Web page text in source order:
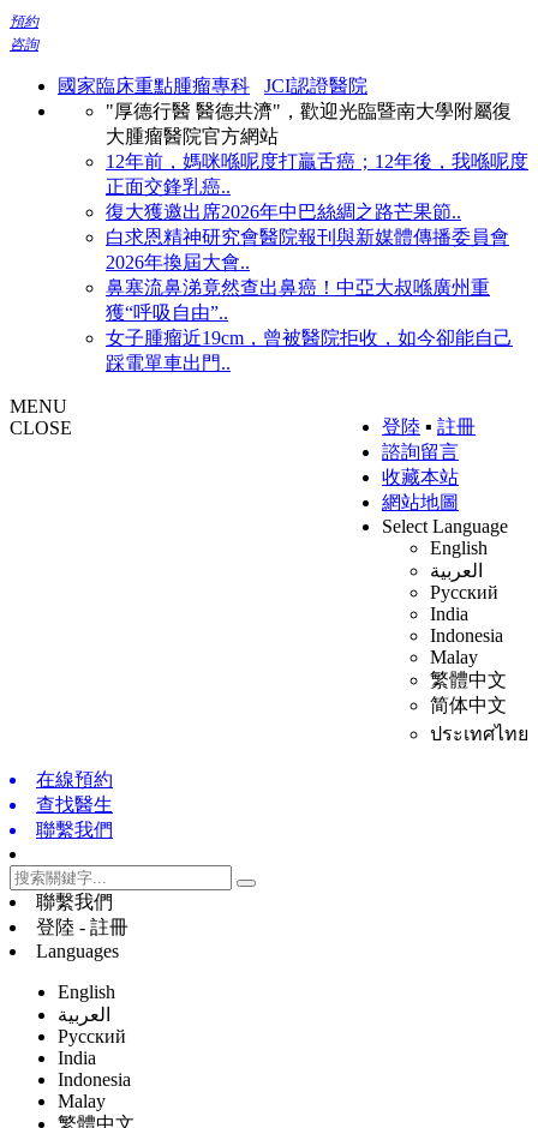
預約
咨詢
國家臨床重點腫瘤專科
JCI認證醫院
"厚德行醫 醫德共濟"，歡迎光臨暨南大學附屬復
大腫瘤醫院官方網站
12年前，媽咪喺呢度打贏舌癌；12年後，我喺呢度
正面交鋒乳癌..
復大獲邀出席2026年中巴絲綢之路芒果節..
白求恩精神研究會醫院報刊與新媒體傳播委員會
2026年換屆大會..
鼻塞流鼻涕竟然查出鼻癌！中亞大叔喺廣州重
獲“呼吸自由”..
女子腫瘤近19cm，曾被醫院拒收，如今卻能自己
踩電單車出門..
登陸 ▪ 註冊
諮詢留言
收藏本站
網站地圖
Select Language
English
العربية
Русский
India
Indonesia
Malay
繁體中文
简体中文
ประเทศไทย
MENU
CLOSE
在線預約
查找醫生
聯繫我們
聯繫我們
登陸 - 註冊
Languages
English
العربية
Русский
India
Indonesia
Malay
繁體中文